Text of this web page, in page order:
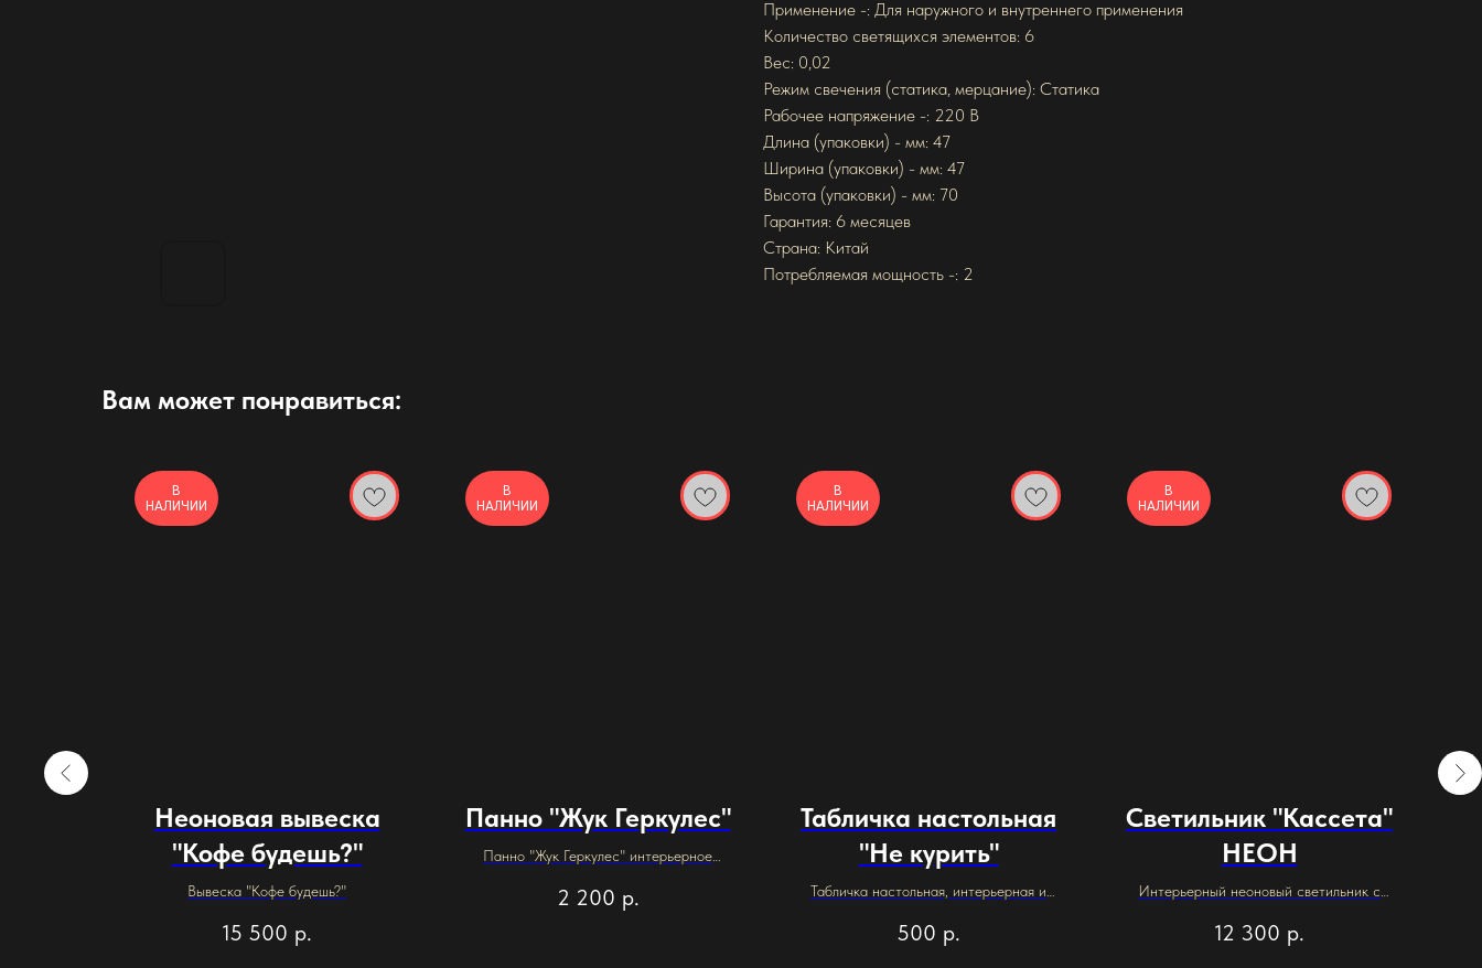
Применение -: Для наружного и внутреннего применения
Количество светящихся элементов: 6
Вес: 0,02
Режим свечения (статика, мерцание): Статика
Рабочее напряжение -: 220 В
Длина (упаковки) - мм: 47
Ширина (упаковки) - мм: 47
Высота (упаковки) - мм: 70
Гарантия: 6 месяцев
Страна: Китай
Потребляемая мощность -: 2
Вам может понравиться:
В
НАЛИЧИИ
Неоновая вывеска
"Кофе будешь?"
Вывеска "Кофе будешь?"
15 500 р.
В
НАЛИЧИИ
Панно "Жук Геркулес"
Панно "Жук Геркулес" интерьерное
"тарелка" в размере: 235 мм.
2 200 р.
В
НАЛИЧИИ
Табличка настольная
"Не курить"
Табличка настольная, интерьерная и
500 р.
В
НАЛИЧИИ
Светильник "Кассета"
НЕОН
Интерьерный неоновый светильник с
12 300 р.